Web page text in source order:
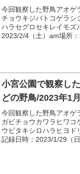
今回観察した野鳥アオゲ
チョウキジバトコゲラシ
ハラセグロセキレイモズ
2023/2/4（土）am場所
小宮公園で観察し
どの野鳥/2023年1
今回観察した野鳥アオゲ
ガビチョウカワラヒワコ
ウビタキシロハラヒヨド
記録日時：2023/1/29（